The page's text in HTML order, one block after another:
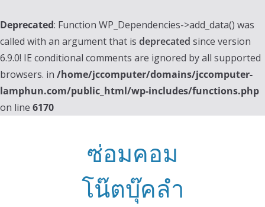
Deprecated: Function WP_Dependencies->add_data() was
called with an argument that is deprecated since version
6.9.0! IE conditional comments are ignored by all supported
browsers. in /home/jccomputer/domains/jccomputer-
lamphun.com/public_html/wp-includes/functions.php
on line 6170
ซ่อมคอม
โน๊ตบุ๊คลำ